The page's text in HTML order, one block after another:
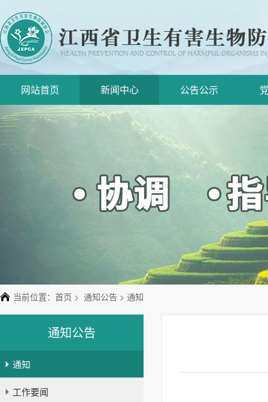
网站首页 新闻中心 公告公示
当前位置： 首页 > 通知公告 > 通知
通知公告
通知
工作要闻